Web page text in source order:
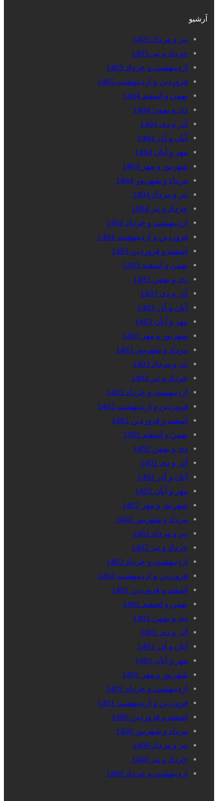
آرشیو
تیر و مرداد 1405
خرداد و تیر 1405
اردیبهشت و خرداد 1405
فروردین و اردیبهشت 1405
بهمن و اسفند 1404
دی و بهمن 1404
آذر و دی 1404
آبان و آذر 1404
مهر و آبان 1404
شهریور و مهر 1404
مرداد و شهریور 1404
تیر و مرداد 1404
خرداد و تیر 1404
اردیبهشت و خرداد 1404
فروردین و اردیبهشت 1404
اسفند و فروردین 1403
بهمن و اسفند 1403
دی و بهمن 1403
آذر و دی 1403
آبان و آذر 1403
مهر و آبان 1403
شهریور و مهر 1403
مرداد و شهریور 1403
تیر و مرداد 1403
خرداد و تیر 1403
اردیبهشت و خرداد 1403
فروردین و اردیبهشت 1403
اسفند و فروردین 1402
بهمن و اسفند 1402
دی و بهمن 1402
آذر و دی 1402
آبان و آذر 1402
مهر و آبان 1402
شهریور و مهر 1402
مرداد و شهریور 1402
تیر و مرداد 1402
خرداد و تیر 1402
اردیبهشت و خرداد 1402
فروردین و اردیبهشت 1402
اسفند و فروردین 1401
بهمن و اسفند 1401
دی و بهمن 1401
آذر و دی 1401
آبان و آذر 1401
مهر و آبان 1401
شهریور و مهر 1401
اردیبهشت و خرداد 1401
فروردین و اردیبهشت 1401
اسفند و فروردین 1400
مرداد و شهریور 1400
تیر و مرداد 1400
خرداد و تیر 1400
اردیبهشت و خرداد 1400